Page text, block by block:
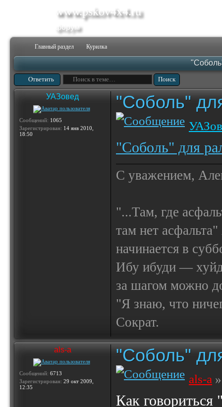
www.pskov4x4.ru
форум
Главный раздел Курилка
Ответить
УАЗовед
Сообщений: 1065
Зарегистрирован: 14 янв 2010,
18:50
"Соболь"
"Соболь" для
С уважением,
"...Там, где
там нет
начинается в
Ибу ибуди —
за шагом можно
"Я знаю, что
Сократ.
als-a
Сообщений: 6713
Зарегистрирован: 29 окт 2009,
12:35
"Соболь"
als-a
Как